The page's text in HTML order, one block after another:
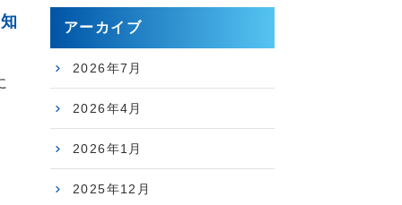
アーカイブ
2026年7月
2026年4月
2026年1月
2025年12月